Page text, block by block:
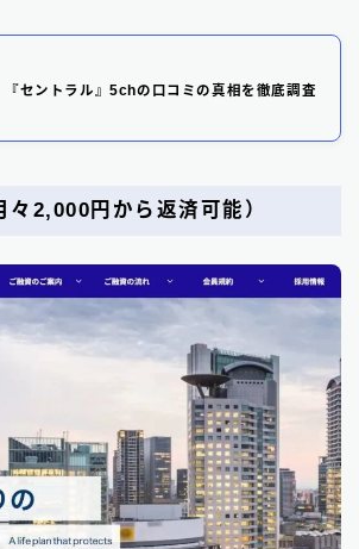
『セントラル』5chの口コミの真相を徹底調査
2,000円から返済可能）